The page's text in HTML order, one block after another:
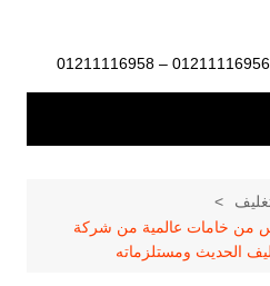
من خامات عالمية من شركة
الحديث ومستلزماته